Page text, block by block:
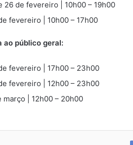
26 de fevereiro | 10h00 – 19h00
fevereiro | 10h00 – 17h00
ao público geral:
fevereiro | 17h00 – 23h00
fevereiro | 12h00 – 23h00
março | 12h00 – 20h00